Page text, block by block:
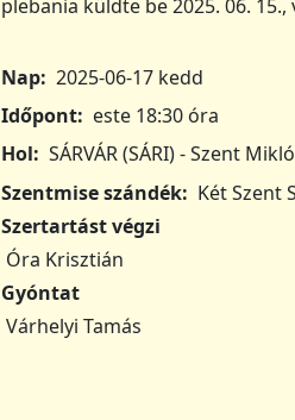
plebania küldte be2025. 06. 15.,
Nap 2025-06-17 kedd
Időpont
este 18:30 óra
Hol
SÁRVÁR (SÁRI) - Szent
Szentmise szándék
Két Szent
Szertartást végzi
Óra Krisztián
Gyóntat
Várhelyi Tamás